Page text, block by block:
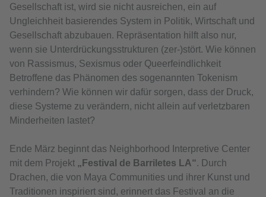
Gesellschaft ist, wird sie nicht ausreichen, ein auf
Ungleichheit basierendes System in Politik, Wirtschaft und
Gesellschaft abzubauen. Repräsentation hilft also nur,
wenn sie Unterdrückungsstrukturen (zer-)stört. Wie können
von Rassismus, Sexismus oder Queerfeindlichkeit
Betroffene das Phänomen des sogenannten Tokenism
verhindern? Wie können wir dafür sorgen, dass der Druck,
diese Systeme zu verändern, nicht allein auf verletzbaren
Minderheiten lastet?
Ende März beginnt das Neighborhood Interpretive Center
mit dem Projekt „Festival de Barriletes LA“. Durch
Drachen, die von Maya Communities und ihrer Kunst und
Traditionen inspiriert sind, erinnert das Festival an die